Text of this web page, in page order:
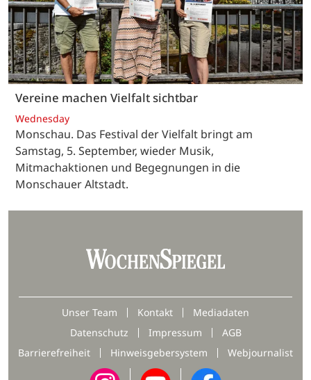
Vereine machen Vielfalt sichtbar
Wednesday
Monschau. Das Festival der Vielfalt bringt am
Samstag, 5. September, wieder Musik,
Mitmachaktionen und Begegnungen in die
Monschauer Altstadt.
Unser Team Kontakt
Mediadaten
Datenschutz
Impressum
AGB
Barrierefreiheit
Hinweisgebersystem Webjournalist